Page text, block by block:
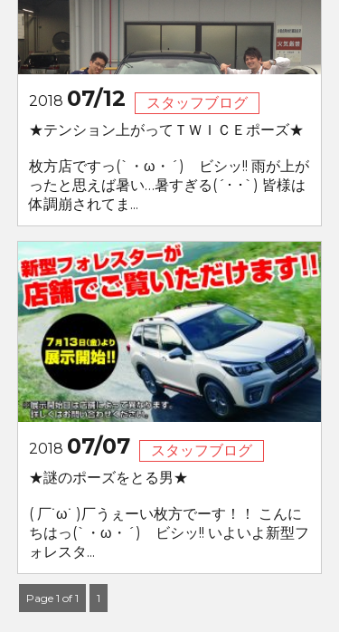
2018 07/12
スタッフブログ
★テンション上がってＴＷＩＣＥポーズ★
枚方店ですっ(`・ω・´)ゞビシッ!! 雨が上が
ったと思えば暑い…暑すぎる(´･ ･`) 皆様は
体調崩されてま...
2018 07/07
スタッフブログ
★謎のポーズをとる男★
( 厂˙ω˙ )厂うぇーい枚方でーす！！ こんに
ちはっ(`・ω・´)ゞビシッ!! いよいよ新型フ
ォレスタ...
Page 1 of 1 1